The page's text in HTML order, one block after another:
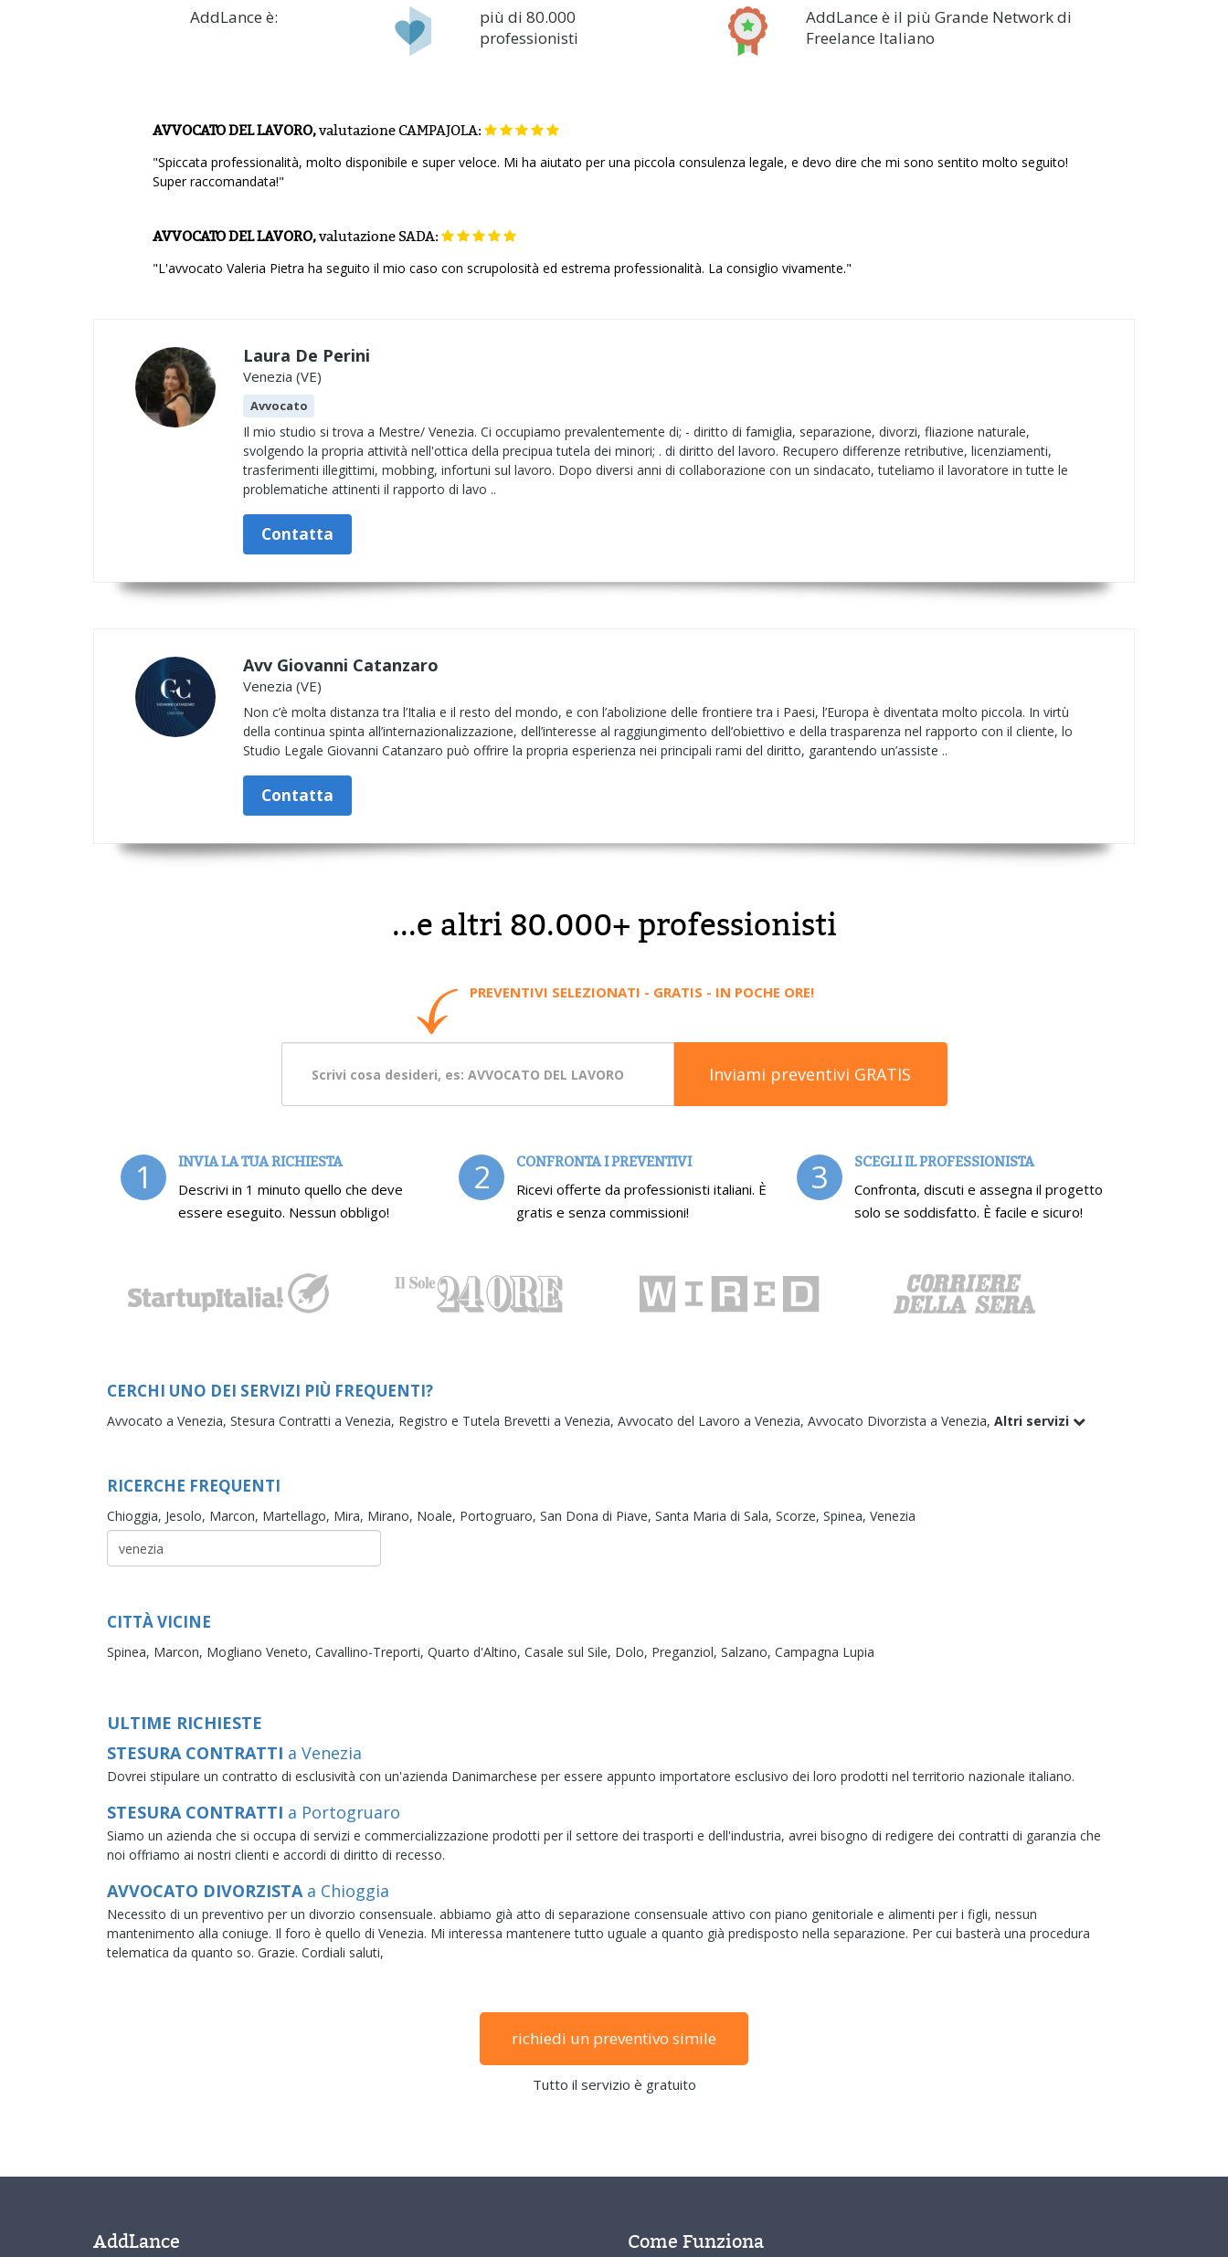
AddLance è:
più di 80.000
professionisti
AddLance è il più Grande Network di
Freelance Italiano
AVVOCATO DEL LAVORO,valutazioneCAMPAJOLA:
"Spiccata professionalità, molto disponibile e super veloce. Mi ha aiutato per una piccola consulenza legale, e devo dire che mi sono sentito molto seguito!
Super raccomandata!"
AVVOCATO DEL LAVORO,valutazioneSADA:
"L'avvocato Valeria Pietra ha seguito il mio caso con scrupolosità ed estrema professionalità. La consiglio vivamente."
Laura De Perini
Venezia (VE)
Avvocato
Il mio studio si trova a Mestre/ Venezia. Ci occupiamo prevalentemente di; - diritto di famiglia, separazione, divorzi, fliazione naturale,
svolgendo la propria attività nell'ottica della precipua tutela dei minori; . di diritto del lavoro. Recupero differenze retributive, licenziamenti,
trasferimenti illegittimi, mobbing, infortuni sul lavoro. Dopo diversi anni di collaborazione con un sindacato, tuteliamo il lavoratore in tutte le
problematiche attinenti il rapporto di lavo ..
Contatta
Avv Giovanni Catanzaro
Venezia (VE)
Non c’è molta distanza tra l’Italia e il resto del mondo, e con l’abolizione delle frontiere tra i Paesi, l’Europa è diventata molto piccola. In virtù
della continua spinta all’internazionalizzazione, dell’interesse al raggiungimento dell’obiettivo e della trasparenza nel rapporto con il cliente, lo
Studio Legale Giovanni Catanzaro può offrire la propria esperienza nei principali rami del diritto, garantendo un’assiste ..
Contatta
...e altri 80.000+ professionisti
PREVENTIVI SELEZIONATI - GRATIS - IN POCHE ORE!
Inviami preventivi GRATIS
1 INVIA LA TUA RICHIESTA
Descrivi in 1 minuto quello che deve
essere eseguito. Nessun obbligo!
2 CONFRONTA I PREVENTIVI
Ricevi offerte da professionisti italiani. È
gratis e senza commissioni!
3 SCEGLI IL PROFESSIONISTA
Confronta, discuti e assegna il progetto
solo se soddisfatto. È facile e sicuro!
CERCHI UNO DEI SERVIZI PIÙ FREQUENTI?
Avvocato a Venezia, Stesura Contratti a Venezia, Registro e Tutela Brevetti a Venezia, Avvocato del Lavoro a Venezia, Avvocato Divorzista a Venezia, Altri servizi
RICERCHE FREQUENTI
Chioggia, Jesolo, Marcon, Martellago, Mira, Mirano, Noale, Portogruaro, San Dona di Piave, Santa Maria di Sala, Scorze, Spinea, Venezia
CITTÀ VICINE
Spinea, Marcon, Mogliano Veneto, Cavallino-Treporti, Quarto d'Altino, Casale sul Sile, Dolo, Preganziol, Salzano, Campagna Lupia
ULTIME RICHIESTE
STESURA CONTRATTI a Venezia
Dovrei stipulare un contratto di esclusività con un'azienda Danimarchese per essere appunto importatore esclusivo dei loro prodotti nel territorio nazionale italiano.
STESURA CONTRATTI a Portogruaro
Siamo un azienda che si occupa di servizi e commercializzazione prodotti per il settore dei trasporti e dell'industria, avrei bisogno di redigere dei contratti di garanzia che
noi offriamo ai nostri clienti e accordi di diritto di recesso.
AVVOCATO DIVORZISTA a Chioggia
Necessito di un preventivo per un divorzio consensuale. abbiamo già atto di separazione consensuale attivo con piano genitoriale e alimenti per i figli, nessun
mantenimento alla coniuge. Il foro è quello di Venezia. Mi interessa mantenere tutto uguale a quanto già predisposto nella separazione. Per cui basterà una procedura
telematica da quanto so. Grazie. Cordiali saluti,
richiedi un preventivo simile
Tutto il servizio è gratuito
AddLance Come Funziona